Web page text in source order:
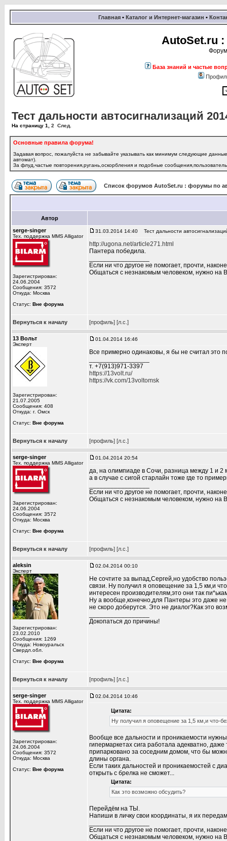
Главная • Каталог и Интернет-магазин •
AutoSet.ru
База знаний и частые
Тест дальности автосигнализаций
На страницу 1 2 След.
Основные правила форума!
Задавая вопрос, пожалуйста не забывайте указывать как минимум следующие
автомат).
За флуд,частые повторения,ругань,оскорбления и подобные
Список форумов AutoSet.ru : форумы по
Автор
serge-singer
Тех. поддержка MMS Alligator
Зарегистрирован:
24.06.2004
Сообщения: 3572
Откуда: Москва
Статус: Вне форума
31.03.2014 14:40 Тест дальности
http://ugona.net/article271.html
Пантера победила.
Если ни что другое не помогает, прочти,
Общаться с незнакомым человеком, нужно на
Вернуться к началу [профиль] [л.с.]
13 Вольт
Эксперт
Зарегистрирован:
21.07.2005
Сообщения: 408
Откуда: г. Омск
Статус: Вне форума
01.04.2014 16:46
Все примерно одинаковы, я бы не считал это
т. +7(913)971-3397
https://13volt.ru/
https://vk.com/13voltomsk
Вернуться к началу [профиль] [л.с.]
serge-singer
Тех. поддержка MMS Alligator
Зарегистрирован:
24.06.2004
Сообщения: 3572
Откуда: Москва
Статус: Вне форума
01.04.2014 20:54
да, на олимпиаде в Сочи, разница между 1 и 2
а в случае с сигой старлайн тоже где то
Если ни что другое не помогает, прочти,
Общаться с незнакомым человеком, нужно на
Вернуться к началу [профиль] [л.с.]
aleksin
Эксперт
Зарегистрирован:
23.02.2010
Сообщения: 1269
Откуда: Новоуральск
Свердл.обл.
Статус: Вне форума
02.04.2014 00:10
Не сочтите за выпад,Сергей,но удобство
связи. Ну получил я оповещение за 1,5 км,и
интересен производителям,это они так
Ну а вообще,конечно,для Пантеры это даже
не скоро доберутся. Это не диалог?Как это
Докопаться до причины!
Вернуться к началу [профиль] [л.с.]
serge-singer
Тех. поддержка MMS Alligator
Зарегистрирован:
24.06.2004
Сообщения: 3572
Откуда: Москва
Статус: Вне форума
02.04.2014 10:46
Цитата:
Ну получил я оповещение за 1,5 км,и что-
Вообще все дальности и проникаемости
гипермаркетах сига работала адекватно,
припарковано за соседним домом, что бы
длины органа.
Если таких дальностей и проникаемостей с
открыть с брелка не сможет...
Цитата:
Как это возможно обсудить?
Перейдём на ТЫ.
Напиши в личку свои координаты, я их
Если ни что другое не помогает, прочти,
Общаться с незнакомым человеком, нужно на